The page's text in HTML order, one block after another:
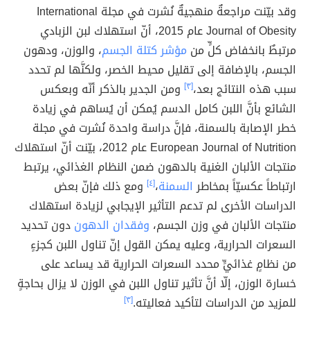
وقد بيّنت مراجعةٌ منهجيةٌ نُشرت في مجلة International
Journal of Obesity عام 2015، أنّ استهلاك لبن الزبادي
مرتبطٌ بانخفاض كلٍّ من مؤشر كتلة الجسم، والوزن، ودهون
الجسم، بالإضافة إلى تقليل محيط الخصر، ولكنَّها لم تحدد
سبب هذه النتائج بعد،[٣]
ومن الجدير بالذكر أنّه وبعكس
الشائع بأنَّ اللبن كامل الدسم يُمكن أن يُساهم في زيادة
خطر الإصابة بالسمنة، فإنَّ دراسة واحدة نُشرت في مجلة
European Journal of Nutrition عام 2012، بيّنت أنّ استهلاك
منتجات الألبان الغنية بالدهون ضمن النظام الغذائي، يرتبط
ارتباطاً عكسيّاً بمخاطرالسمنة،[٤]
ومع ذلك فإنّ بعض
الدراسات الأخرى لم تدعم التأثير الإيجابي لزيادة استهلاك
منتجات الألبان في وزن الجسم، وفقدان الدهوندون تحديد
السعرات الحرارية، وعليه يمكن القول إنّ تناول اللبن كجزءٍ
من نظامٍ غذائيٍّ محدد السعرات الحرارية قد يساعد على
خسارة الوزن، إلّا أنَّ تأثير تناول اللبن في الوزن لا يزال بحاجةٍ
للمزيد من الدراسات لتأكيد فعاليته.[٣]